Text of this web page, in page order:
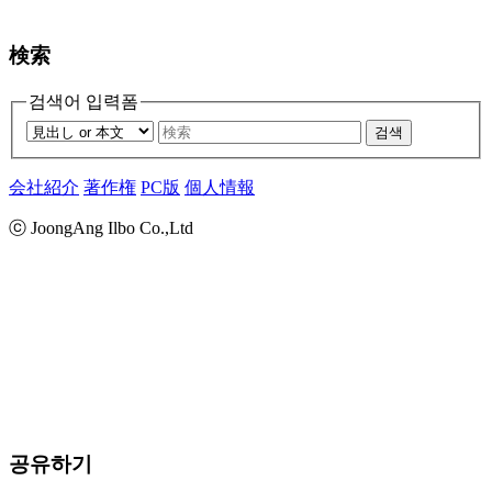
検索
검색어 입력폼
검색
会社紹介 著作権 PC版 個人情報
ⓒ JoongAng Ilbo Co.,Ltd
공유하기